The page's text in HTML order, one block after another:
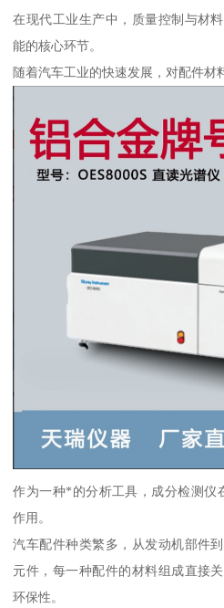
在现代工业生产中，质量控制与材
能的核心环节。
随着汽车工业的快速发展，对配件材
作为一种*的分析工具，成分检测仪
作用。
汽车配件种类繁多，从发动机部件
元件，每一种配件的材料组成直接
环保性。